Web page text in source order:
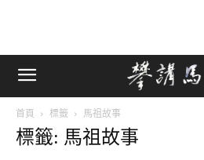
首頁 標籤 馬祖故事
標籤: 馬祖故事